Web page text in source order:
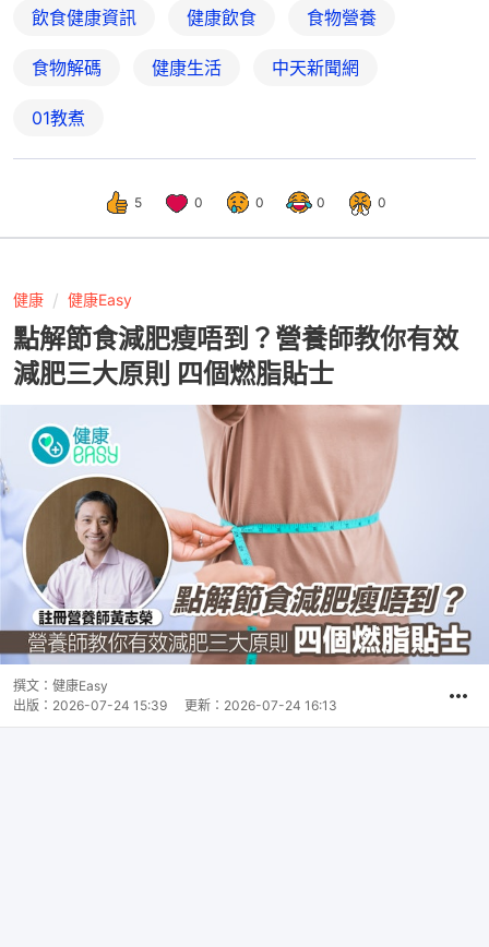
飲食健康資訊 健康飲食 食物營養
食物解碼 健康生活 中天新聞網
01教煮
5 0 0 0 0
健康 健康Easy
點解節食減肥瘦唔到？營養師教你有效
減肥三大原則 四個燃脂貼士
撰文： 健康Easy
出版： 2026-07-24 15:39 更新： 2026-07-24 16:13